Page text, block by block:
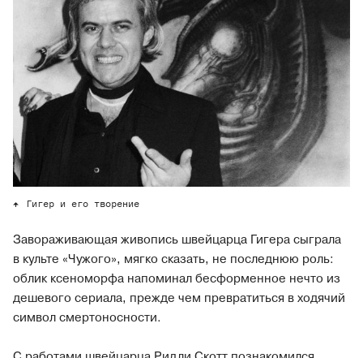
Гигер и его творение
Завораживающая живопись швейцарца Гигера сыграла
в культе «Чужого», мягко сказать, не последнюю роль:
облик ксеноморфа напоминал бесформенное нечто из
дешевого сериала, прежде чем превратиться в ходячий
символ смертоносности.